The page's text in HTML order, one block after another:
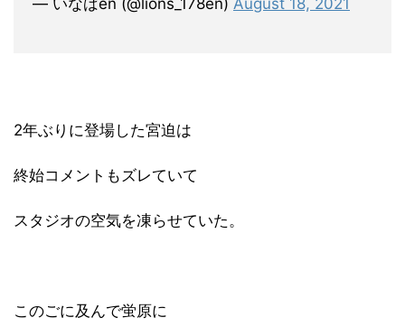
— いなばen (@lions_178en) August 18, 2021
2年ぶりに登場した宮迫は
終始コメントもズレていて
スタジオの空気を凍らせていた。
このごに及んで蛍原に